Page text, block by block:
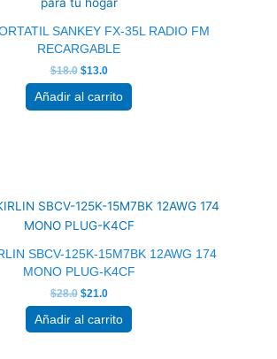
SANKEY FX-35L RADIO FM
RECARGABLE
$18.0 $13.0
Añadir al carrito
SBCV-125K-15M7BK 12AWG 174
MONO PLUG-K4CF
$28.0
original
era:
$28.0.
$21.0
actual
es:
$21.0.
Añadir al carrito